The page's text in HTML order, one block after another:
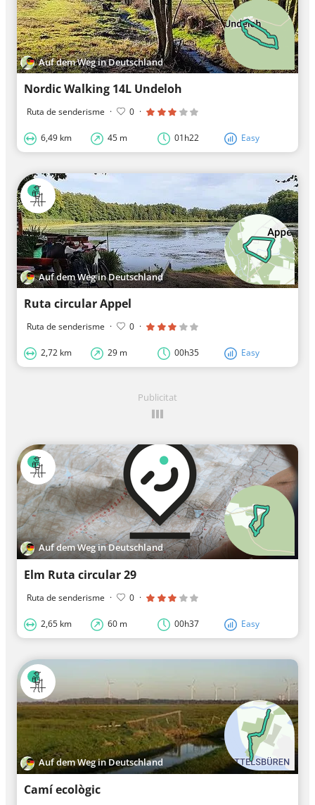
Auf dem Weg in Deutschland
Nordic Walking 14L Undeloh
Ruta de senderisme · 0 ·
6,49 km 45 m 01h22 Easy
Auf dem Weg in Deutschland
Ruta circular Appel
Ruta de senderisme · 0 ·
2,72 km 29 m 00h35 Easy
Publicitat
Auf dem Weg in Deutschland
Elm Ruta circular 29
Ruta de senderisme · 0 ·
2,65 km 60 m 00h37 Easy
Auf dem Weg in Deutschland
Camí ecològic